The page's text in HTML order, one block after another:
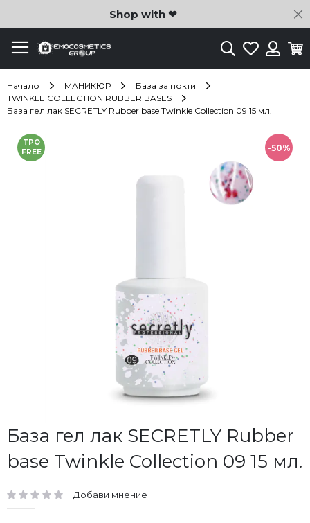
Shop with ❤
ТърсенеЛюбими
Начало МАНИКЮР
База за нокти
TWINKLE COLLECTION RUBBER BASES
База гел лак SECRETLY Rubber base Twinkle Collection 09 15 мл.
База гел лак SECRETLY Rubber
base Twinkle Collection 09 15 мл.
рейтинг: Добави мнение
-50%
TPO
FREE
Преминете
към
края
Преминете
към
началото
на
със
снимки